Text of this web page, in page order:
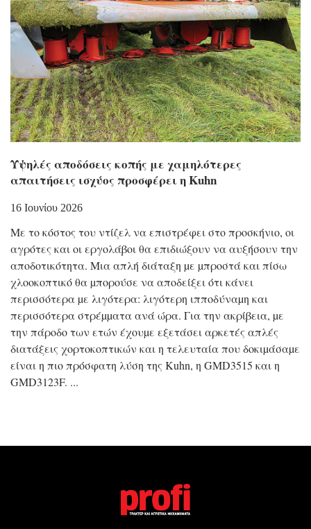
Υψηλές αποδόσεις κοπής με χαμηλότερες
απαιτήσεις ισχύος προσφέρει η Kuhn
16 Ιουνίου 2026
Με το κόστος του ντίζελ να επιστρέφει στο προσκήνιο, οι
αγρότες και οι εργολάβοι θα επιδιώξουν να αυξήσουν την
αποδοτικότητα. Μια απλή διάταξη µε µπροστά και πίσω
χλοοκοπτικό θα µπορούσε να αποδείξει ότι κάνει
περισσότερα µε λιγότερα: λιγότερη ιπποδύναµη και
περισσότερα στρέµµατα ανά ώρα. Για την ακρίβεια, µε
την πάροδο των ετών έχουµε εξετάσει αρκετές απλές
διατάξεις χορτοκοπτικών και η τελευταία που δοκιµάσαµε
είναι η πιο πρόσφατη λύση της Kuhn, η GMD3515 και η
GMD3123F.